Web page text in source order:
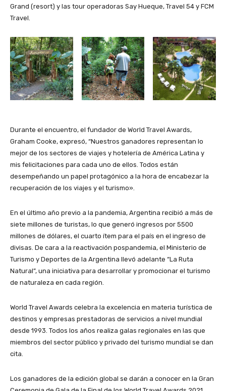
Grand (resort) y las tour operadoras Say Hueque, Travel 54 y FCM
Travel.
Durante el encuentro, el fundador de World Travel Awards,
Graham Cooke, expresó, “Nuestros ganadores representan lo
mejor de los sectores de viajes y hotelería de América Latina y
mis felicitaciones para cada uno de ellos. Todos están
desempeñando un papel protagónico a la hora de encabezar la
recuperación de los viajes y el turismo».
En el último año previo a la pandemia, Argentina recibió a más de
siete millones de turistas, lo que generó ingresos por 5500
millones de dólares, el cuarto ítem para el país en el ingreso de
divisas. De cara a la reactivación pospandemia, el Ministerio de
Turismo y Deportes de la Argentina llevó adelante “La Ruta
Natural”, una iniciativa para desarrollar y promocionar el turismo
de naturaleza en cada región.
World Travel Awards celebra la excelencia en materia turística de
destinos y empresas prestadoras de servicios a nivel mundial
desde 1993. Todos los años realiza galas regionales en las que
miembros del sector público y privado del turismo mundial se dan
cita.
Los ganadores de la edición global se darán a conocer en la Gran